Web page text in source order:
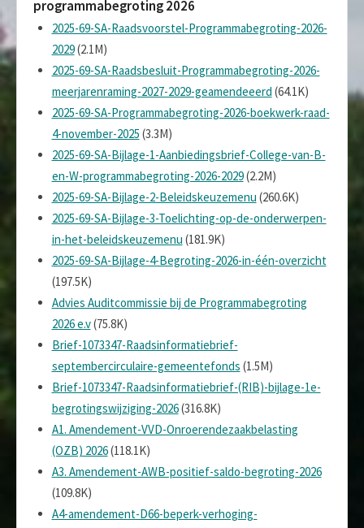
programmabegroting 2026
2025-69-SA-Raadsvoorstel-Programmabegroting-2026-
2029(2.1M)
2025-69-SA-Raadsbesluit-Programmabegroting-2026-
meerjarenraming-2027-2029-geamendeeerd (64.1K)
2025-69-SA-Programmabegroting-2026-boekwerk-raad-
4-november-2025 (3.3M)
2025-69-SA-Bijlage-1-Aanbiedingsbrief-College-van-B-
en-W-programmabegroting-2026-2029(2.2M)
2025-69-SA-Bijlage-2-Beleidskeuzemenu (260.6K)
2025-69-SA-Bijlage-3-Toelichting-op-de-onderwerpen-
in-het-beleidskeuzemenu (181.9K)
2025-69-SA-Bijlage-4-Begroting-2026-in-één-overzicht
(197.5K)
Advies Auditcommissie bij de Programmabegroting
2026 e.v(75.8K)
Brief-1073347-Raadsinformatiebrief-
septembercirculaire-gemeentefonds (1.5M)
Brief-1073347-Raadsinformatiebrief-(RIB)-bijlage-1e-
begrotingswijziging-2026(316.8K)
A1. Amendement-VVD-Onroerendezaakbelasting
(OZB) 2026(118.1K)
A3. Amendement-AWB-positief-saldo-begroting-2026
(109.8K)
A4-amendement-D66-beperk-verhoging-